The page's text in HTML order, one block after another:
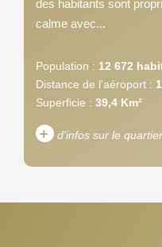
des habitants sont
calme avec...
Population : 12 672
Distance de l'aéroport :
Superficie : 39,4 Km²
+ d'infos sur le quartier